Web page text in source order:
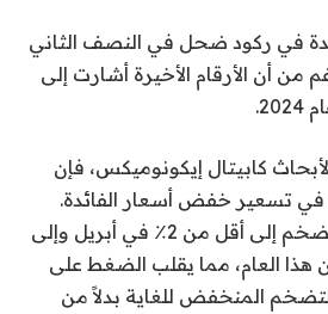
في ركود ضحل في النصف الثاني
على الرغم من أن الأرقام الأخيرة أشارت إلى
كابيتال إيكونوميكس، فإن
في تسعير خفض أسعار الفائدة.
ويتوقع أن ينخفض ​​التضخم إلى أقل من 2٪ في أبريل وإلى
هذا العام، مما يقلب الضغط على
المنخفض للغاية بدلاً من